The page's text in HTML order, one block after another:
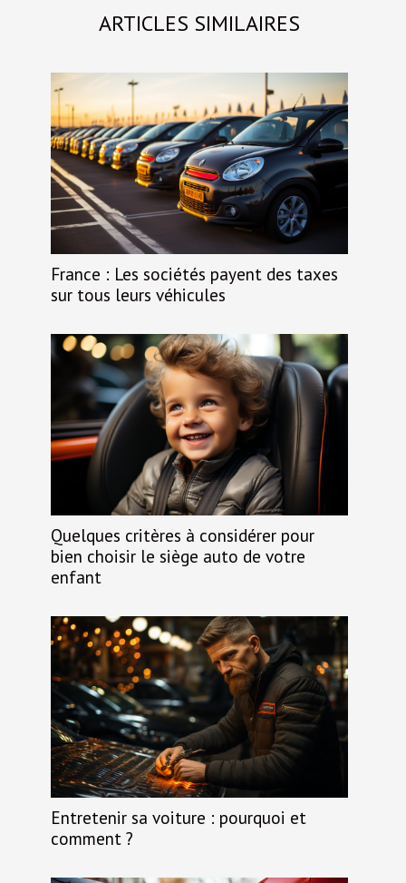
ARTICLES SIMILAIRES
France : Les sociétés payent des taxes
sur tous leurs véhicules
Quelques critères à considérer pour
bien choisir le siège auto de votre
enfant
Entretenir sa voiture : pourquoi et
comment ?